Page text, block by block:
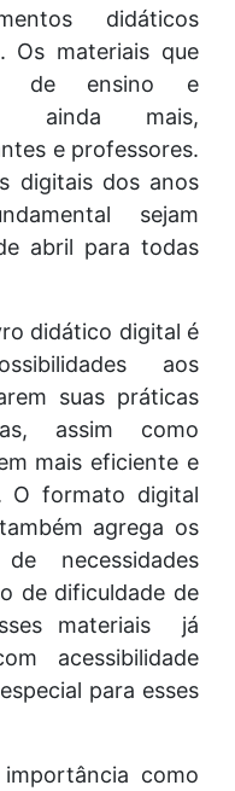
didáticos
Os materiais que
de ensino e
ainda mais,
e professores.
digitais dos anos
sejam
abril para todas
didático digital é
aos
suas práticas
assim como
mais eficiente e
O formato digital
agrega os
necessidades
de dificuldade de
materiais já
acessibilidade
para esses
como